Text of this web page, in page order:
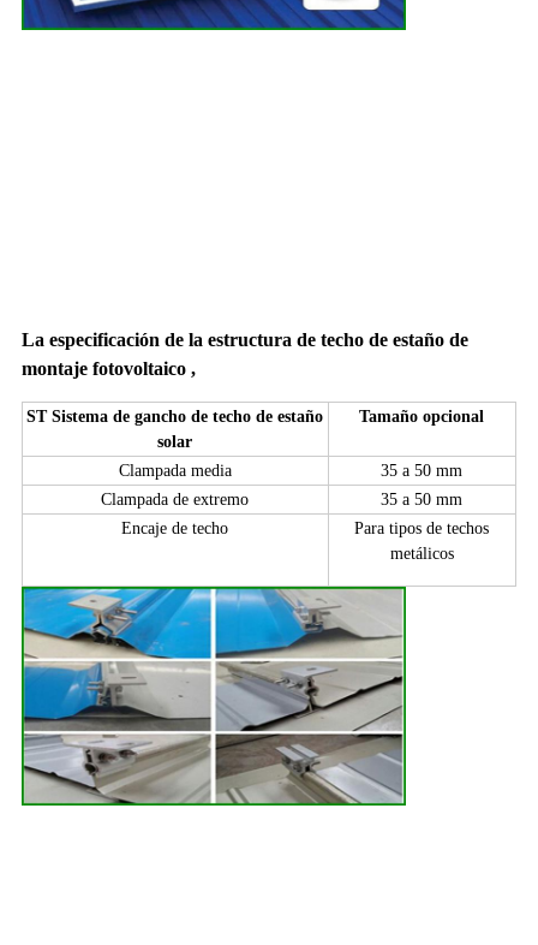
La especificación de la estructura de techo de estaño de
montaje fotovoltaico ,
ST Sistema de gancho de techo de estaño
solar
Tamaño opcional
Clampada media
35 a 50 mm
Clampada de extremo
35 a 50 mm
Encaje de techo
Para tipos de techos
metálicos